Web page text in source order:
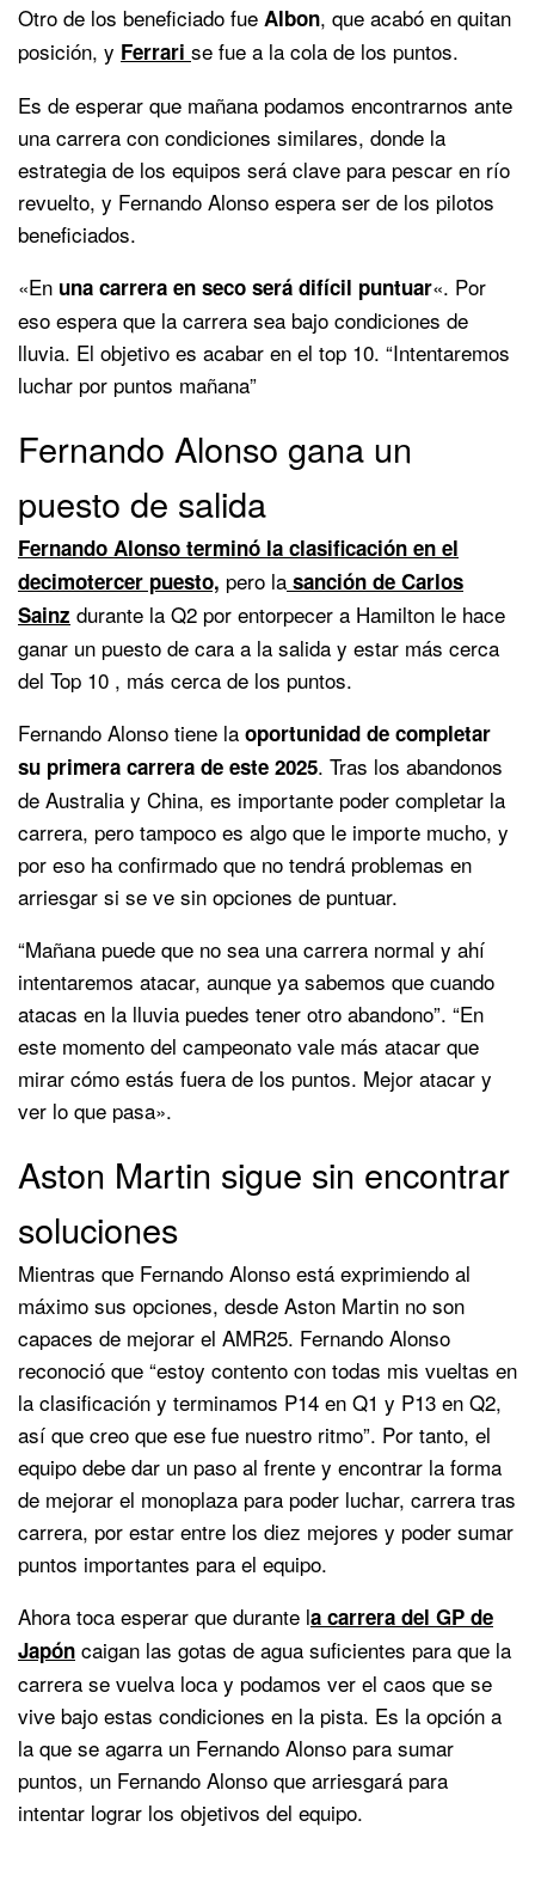
Otro de los beneficiado fue Albon, que acabó en quitan
posición, y Ferrari se fue a la cola de los puntos.
Es de esperar que mañana podamos encontrarnos ante
una carrera con condiciones similares, donde la
estrategia de los equipos será clave para pescar en río
revuelto, y Fernando Alonso espera ser de los pilotos
beneficiados.
«En una carrera en seco será difícil puntuar«. Por
eso espera que la carrera sea bajo condiciones de
lluvia. El objetivo es acabar en el top 10. “Intentaremos
luchar por puntos mañana”
Fernando Alonso gana un
puesto de salida
Fernando Alonso terminó la clasificación en el
decimotercer puesto, pero la sanción de Carlos
Sainz durante la Q2 por entorpecer a Hamilton le hace
ganar un puesto de cara a la salida y estar más cerca
del Top 10 , más cerca de los puntos.
Fernando Alonso tiene la oportunidad de completar
su primera carrera de este 2025. Tras los abandonos
de Australia y China, es importante poder completar la
carrera, pero tampoco es algo que le importe mucho, y
por eso ha confirmado que no tendrá problemas en
arriesgar si se ve sin opciones de puntuar.
“Mañana puede que no sea una carrera normal y ahí
intentaremos atacar, aunque ya sabemos que cuando
atacas en la lluvia puedes tener otro abandono”. “En
este momento del campeonato vale más atacar que
mirar cómo estás fuera de los puntos. Mejor atacar y
ver lo que pasa».
Aston Martin sigue sin encontrar
soluciones
Mientras que Fernando Alonso está exprimiendo al
máximo sus opciones, desde Aston Martin no son
capaces de mejorar el AMR25. Fernando Alonso
reconoció que “estoy contento con todas mis vueltas en
la clasificación y terminamos P14 en Q1 y P13 en Q2,
así que creo que ese fue nuestro ritmo”. Por tanto, el
equipo debe dar un paso al frente y encontrar la forma
de mejorar el monoplaza para poder luchar, carrera tras
carrera, por estar entre los diez mejores y poder sumar
puntos importantes para el equipo.
Ahora toca esperar que durante la carrera del GP de
Japón caigan las gotas de agua suficientes para que la
carrera se vuelva loca y podamos ver el caos que se
vive bajo estas condiciones en la pista. Es la opción a
la que se agarra un Fernando Alonso para sumar
puntos, un Fernando Alonso que arriesgará para
intentar lograr los objetivos del equipo.